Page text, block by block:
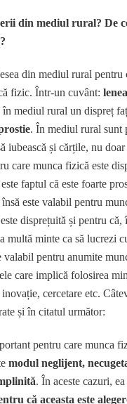
din mediul rural? De
din mediul rural pentru
fizic. Într-un cuvânt:lenea
în mediul rural un dispreț
. În mediul rural sunt
iubească și cărțile, nu
care munca fizică este
faptul că este foarte
este valabil pentru
disprețuită și pentru că,
multă minte ca să lucrezi
valabil pentru anumite
care implică folosirea
cercetare etc.
și în citatul următor:
pentru care munca
modul neglijent,
. În aceste cazuri,
că aceasta este